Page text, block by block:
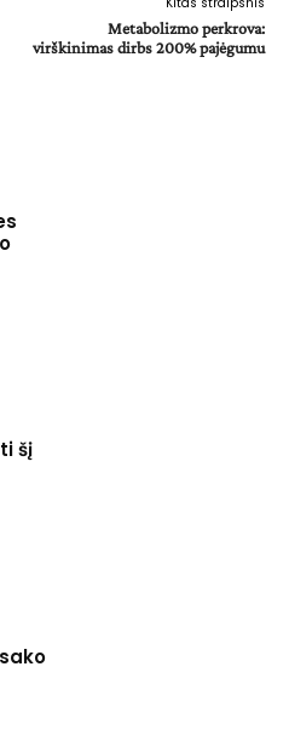
Metabolizmo perkrova:
virškinimas dirbs 200% pajėgumu
šį